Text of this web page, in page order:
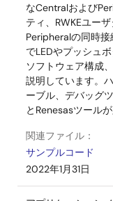
なCentralおよび
ティ、RWKEユー
Peripheralの同時接
でLEDやプッシュ
ソフトウェア構成
説明しています。
ーブル、デバッグ
とRenesasツールが
関連ファイル：
サンプルコード
2022年1月31日